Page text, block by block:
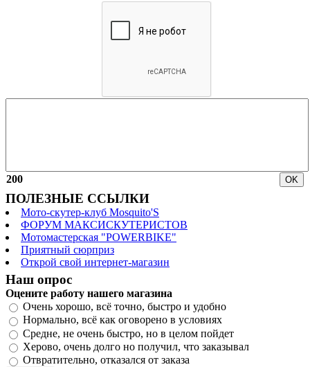
200
ПОЛЕЗНЫЕ ССЫЛКИ
Мото-скутер-клуб Mosquito'S
ФОРУМ МАКСИСКУТЕРИСТОВ
Мотомастерская "POWERBIKE"
Приятный сюрприз
Открой свой интернет-магазин
Наш опрос
Оцените работу нашего магазина
Очень хорошо, всё точно, быстро и удобно
Нормально, всё как оговорено в условиях
Средне, не очень быстро, но в целом пойдет
Херово, очень долго но получил, что заказывал
Отвратительно, отказался от заказа